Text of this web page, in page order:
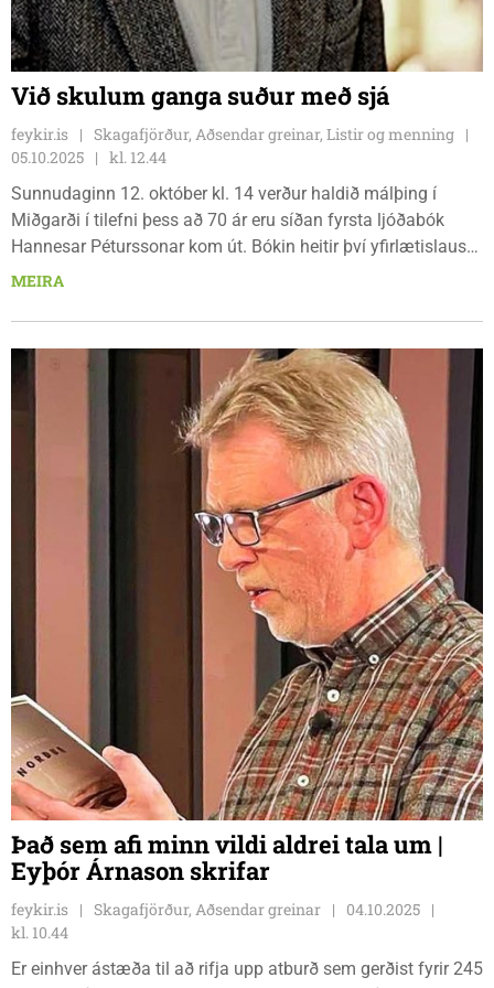
Við skulum ganga suður með sjá
feykir.is
Skagafjörður, Aðsendar greinar, Listir og menning
05.10.2025
kl. 12.44
Sunnudaginn 12. október kl. 14 verður haldið málþing í
Miðgarði í tilefni þess að 70 ár eru síðan fyrsta ljóðabók
Hannesar Péturssonar kom út. Bókin heitir því yfirlætislausa
nafni Kvæðabók og kom út árið 1955. Hún var gefin út í
prentað annað upplag í snatri en fjöldi þeirra eintaka var
aldrei gefinn upp.
MEIRA
Það sem afi minn vildi aldrei tala um |
Eyþór Árnason skrifar
feykir.is Skagafjörður, Aðsendar greinar
04.10.2025
kl. 10.44
Er einhver ástæða til að rifja upp atburð sem gerðist fyrir 245